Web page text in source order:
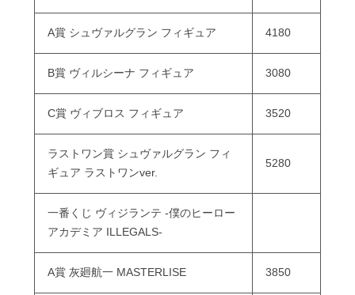
A賞 シュヴァルグラン フィギュア 4180
B賞 ヴィルシーナ フィギュア 3080
C賞 ヴィブロス フィギュア 3520
ラストワン賞 シュヴァルグラン フィ
ギュア ラストワンver.
5280
一番くじ ヴィジランテ -僕のヒーロー
アカデミア ILLEGALS-
A賞 灰廻航一 MASTERLISE 3850